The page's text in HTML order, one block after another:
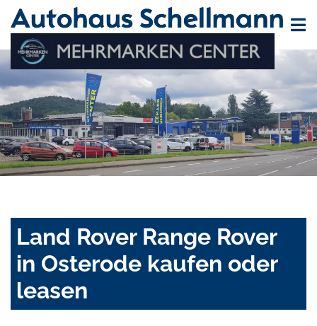
Land Rover Range Rover
in Osterode kaufen oder
leasen